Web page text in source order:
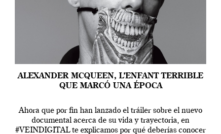
ALEXANDER MCQUEEN, L’ENFANT TERRIBLE
QUE MARCÓ UNA ÉPOCA
Ahora que por fin han lanzado el tráiler sobre el nuevo
documental acerca de su vida y trayectoria, en
#VEINDIGITAL te explicamos por qué deberías conocer